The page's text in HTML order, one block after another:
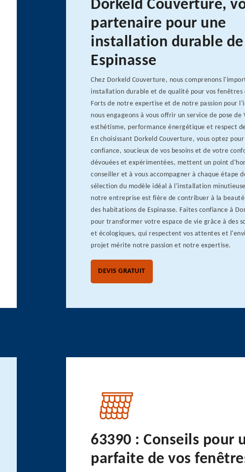
Dorkeld Couverture,
partenaire pour une
installation durable
Espinasse
Chez Dorkeld Couverture, nous comprenons
installation durable et de qualité pour vos fenêtres
Forts de notre expertise et de notre passion pour
nous engageons à vous offrir un service de pose de
esthétisme, performance énergétique et respect
En choisissant Dorkeld Couverture, vous optez
confiance, soucieux de vos besoins et de votre
dévouées et expérimentées, mettent un point
conseiller et à vous accompagner à chaque étape
sélection du modèle idéal à l'installation
notre entreprise est fière de contribuer à la
des habitations de Espinasse. Faites confiance à
pour transformer votre espace de vie grâce à des
et écologiques, qui respectent vos attentes et
projet mérite notre passion et notre expertise.
DEVIS GRATUIT
63390 : Conseils pour
parfaite de vos